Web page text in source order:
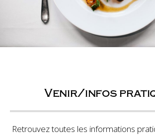
Venir/infos
Retrouvez toutes les informations